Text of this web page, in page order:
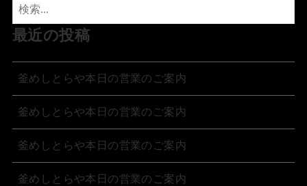
最近の投稿
釜めしとらや本日の営業のご案内
釜めしとらや本日の営業のご案内
釜めしとらや本日の営業のご案内
釜めしとらや本日の営業のご案内